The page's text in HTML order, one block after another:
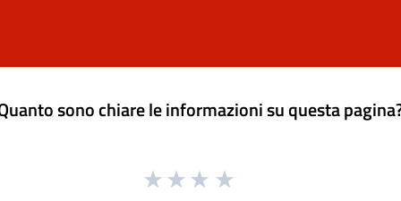
sono chiare le informazioni su questa